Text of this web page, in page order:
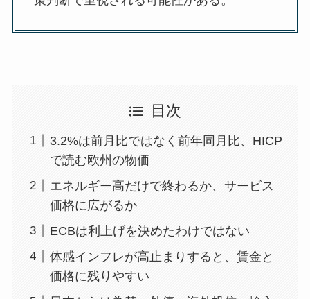
目次
3.2%は前月比ではなく前年同月比、HICP
で読む欧州の物価
エネルギー高だけで終わるか、サービス
価格に広がるか
ECBは利上げを決めたわけではない
体感インフレが高止まりすると、賃金と
価格に残りやすい